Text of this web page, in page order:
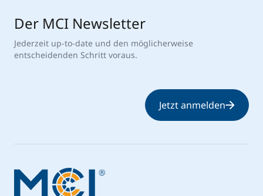
Der MCI Newsletter
Jederzeit up-to-date und den möglicherweise
entscheidenden Schritt voraus.
Jetzt anmelden